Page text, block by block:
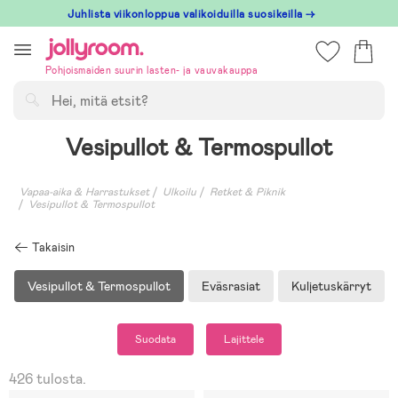
till
innehållet
Juhlista viikonloppua valikoiduilla suosikeilla →
Pohjoismaiden suurin lasten- ja vauvakauppa
Vesipullot & Termospullot
Vapaa-aika & Harrastukset Ulkoilu
Retket & Piknik
Vesipullot & Termospullot
Takaisin
Vesipullot & Termospullot Eväsrasiat Kuljetuskärryt
Suodata Lajittele
426 tulosta.